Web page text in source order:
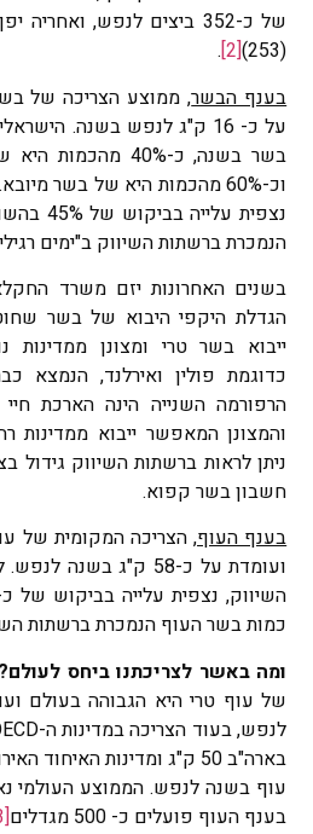
(253)
[2]
.
בענף הבשר, ממוצע הצריכה של
בשר בשנה, כ-40%
וכ-60% מהכמות היא של בשר
נצפית
הנמכרת ברשתות השיווק ב"ימים
בשנים האחרונות יזם משרד
הגדלת היקפי היבוא של בשר
ייבוא בשר טרי ומצונן ממדינות
כדוגמת פולין ואירלנד, הנמצא
הרפורמה השנייה הינה הארכת
והמצונן המאפשר ייבוא ממדינות
ניתן לראות ברשתות השיווק גידול
חשבון בשר קפוא.
בענף העוף, הצריכה המקומית של
ועומדת על כ-58 ק"ג
כמות בשר העוף הנמכרת ברשתות
ומה באשר לצריכתנו ביחס לעולם?
בענף העוף פועלים כ- 500 מגדלים
[3]